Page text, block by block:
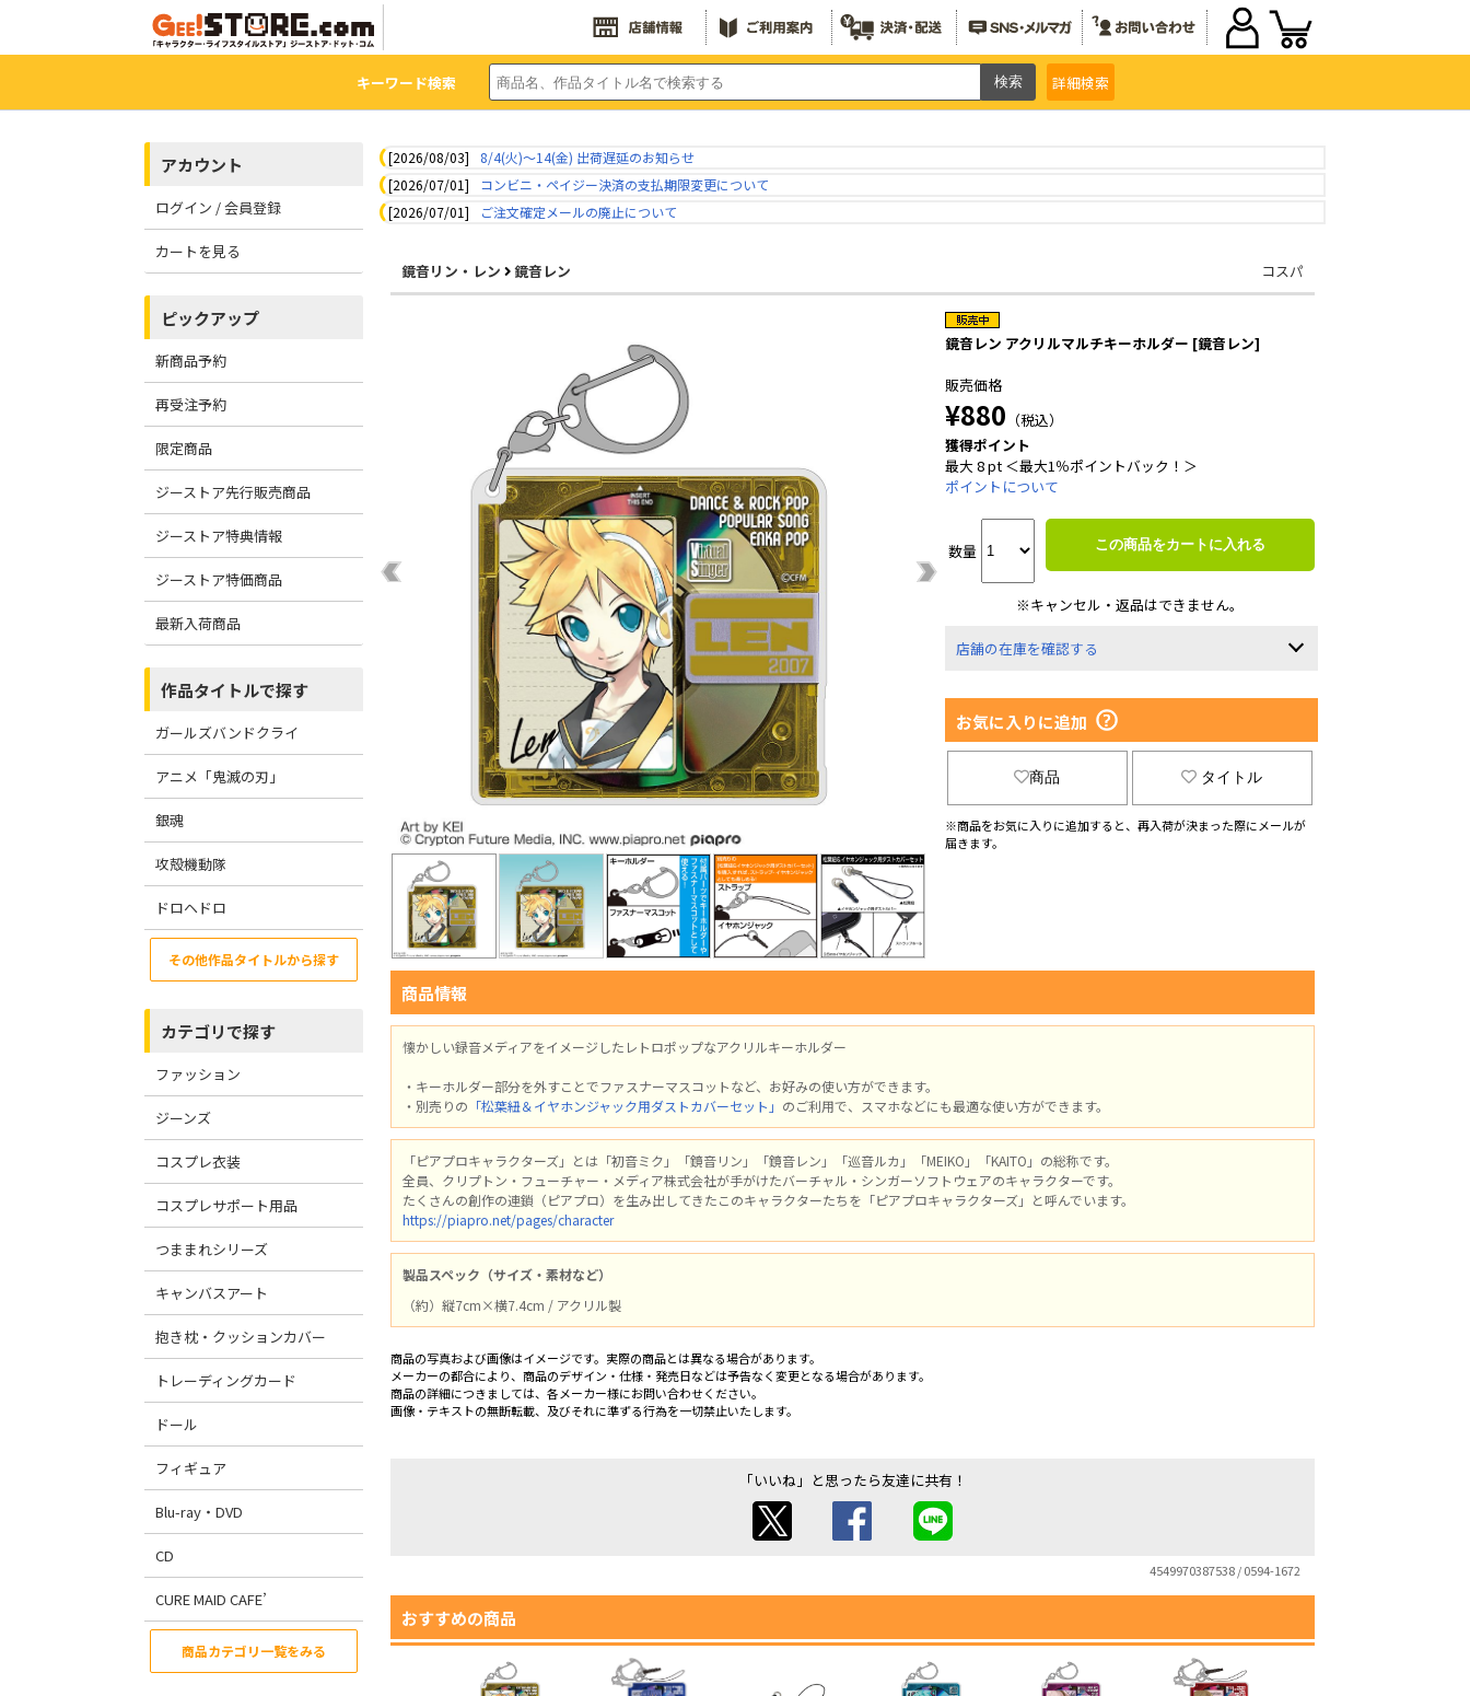
キーワード検索 詳細検索
アカウント
ログイン / 会員登録
カートを見る
ピックアップ
新商品予約
再受注予約
限定商品
ジーストア先行販売商品
ジーストア特典情報
ジーストア特価商品
最新入荷商品
作品タイトルで探す
ガールズバンドクライ
アニメ「鬼滅の刃」
銀魂
攻殻機動隊
ドロヘドロ
その他作品タイトルから探す
カテゴリで探す
ファッション
ジーンズ
コスプレ衣装
コスプレサポート用品
つままれシリーズ
キャンバスアート
抱き枕・クッションカバー
トレーディングカード
ドール
フィギュア
Blu-ray・DVD
CD
CURE MAID CAFE’
商品カテゴリ一覧をみる
[2026/08/03]
8/4(火)～14(金) 出荷遅延のお知らせ
[2026/07/01]
コンビニ・ペイジー決済の支払期限変更について
[2026/07/01]
ご注文確定メールの廃止について
鏡音リン・レン 鏡音レン コスパ
鏡音レン アクリルマルチキーホルダー [鏡音レン]
販売価格
¥880 （税込）
獲得ポイント
最大 8 pt ＜最大1％ポイントバック！＞
ポイントについて
数量 この商品をカートに入れる
※キャンセル・返品はできません。
店舗の在庫を確認する
お気に入りに追加
商品 タイトル
※商品をお気に入りに追加すると、再入荷が決まった際にメールが
届きます。
商品情報
懐かしい録音メディアをイメージしたレトロポップなアクリルキーホルダー
・キーホルダー部分を外すことでファスナーマスコットなど、お好みの使い方ができます。
・別売りの 「松葉紐＆イヤホンジャック用ダストカバーセット」 のご利用で、スマホなどにも最適な使い方ができます。
「ピアプロキャラクターズ」とは「初音ミク」「鏡音リン」「鏡音レン」「巡音ルカ」「MEIKO」「KAITO」の総称です。
全員、クリプトン・フューチャー・メディア株式会社が手がけたバーチャル・シンガーソフトウェアのキャラクターです。
たくさんの創作の連鎖（ピアプロ）を生み出してきたこのキャラクターたちを「ピアプロキャラクターズ」と呼んでいます。
https://piapro.net/pages/character
製品スペック（サイズ・素材など）
（約）縦7cm×横7.4cm / アクリル製
商品の写真および画像はイメージです。実際の商品とは異なる場合があります。
メーカーの都合により、商品のデザイン・仕様・発売日などは予告なく変更となる場合があります。
商品の詳細につきましては、各メーカー様にお問い合わせください。
画像・テキストの無断転載、及びそれに準ずる行為を一切禁止いたします。
「いいね」と思ったら友達に共有！
4549970387538 / 0594-1672
おすすめの商品